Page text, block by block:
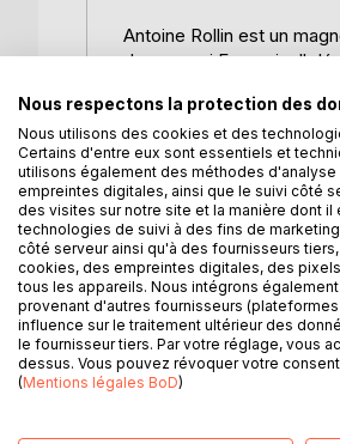
Antoine Rollin est un
de son ami François. Il
autres passionnés
Associé à Martial, un
détectives amateurs. Il
de ses désirs secrets.
Les Veilleurs vous
Tenterez-vous
D’AUTRES
Nous respectons la protection des
Nous utilisons des cookies et des
Certains d'entre eux sont essentiels et
utilisons également des méthodes
empreintes digitales, ainsi que le suivi côté
des visites sur notre site et la manière dont il
technologies de suivi à des fins de
côté serveur ainsi qu'à des fournisseurs
cookies, des empreintes digitales, des
tous les appareils. Nous intégrons
provenant d'autres fournisseurs
influence sur le traitement ultérieur des
le fournisseur tiers. Par votre réglage, vous
dessus. Vous pouvez révoquer votre
(Mentions légales BoD)